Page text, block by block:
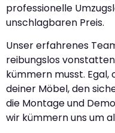
professionelle
unschlagbaren Preis.
Unser erfahrenes
reibungslos
kümmern musst.
deiner Möbel, den
die Montage und
wir kümmern uns um